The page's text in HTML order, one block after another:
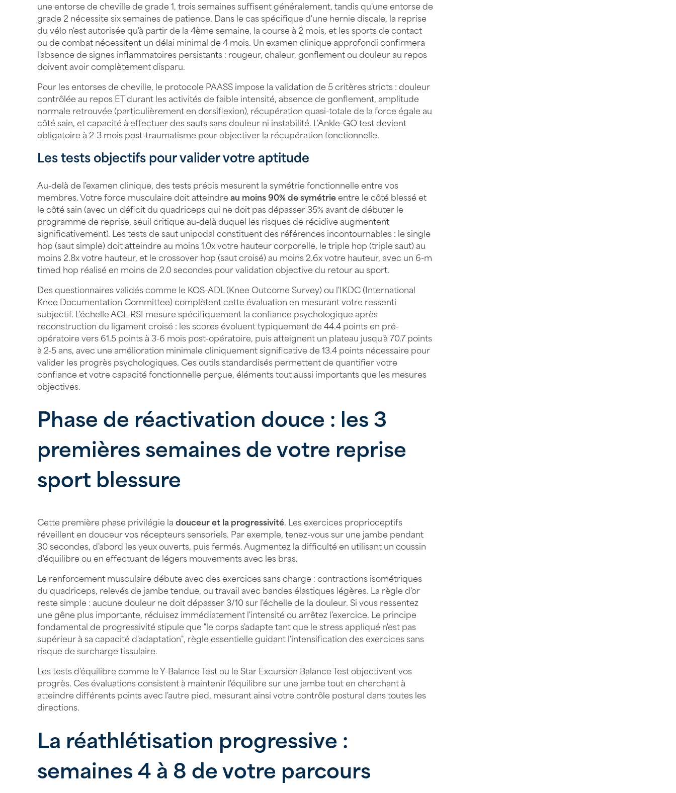
une entorse de cheville de grade 1, trois semaines suffisent généralement, tandis qu'une entorse de
grade 2 nécessite six semaines de patience. Dans le cas spécifique d'une hernie discale, la reprise
du vélo n'est autorisée qu'à partir de la 4ème semaine, la course à 2 mois, et les sports de contact
ou de combat nécessitent un délai minimal de 4 mois. Un examen clinique approfondi confirmera
l'absence de signes inflammatoires persistants : rougeur, chaleur, gonflement ou douleur au repos
doivent avoir complètement disparu.
Pour les entorses de cheville, le protocole PAASS impose la validation de 5 critères stricts : douleur
contrôlée au repos ET durant les activités de faible intensité, absence de gonflement, amplitude
normale retrouvée (particulièrement en dorsiflexion), récupération quasi-totale de la force égale au
côté sain, et capacité à effectuer des sauts sans douleur ni instabilité. L'Ankle-GO test devient
obligatoire à 2-3 mois post-traumatisme pour objectiver la récupération fonctionnelle.
Les tests objectifs pour valider votre aptitude
Au-delà de l'examen clinique, des tests précis mesurent la symétrie fonctionnelle entre vos
membres. Votre force musculaire doit atteindreau moins 90% de symétrie entre le côté blessé et
le côté sain (avec un déficit du quadriceps qui ne doit pas dépasser 35% avant de débuter le
programme de reprise, seuil critique au-delà duquel les risques de récidive augmentent
significativement). Les tests de saut unipodal constituent des références incontournables : le single
hop (saut simple) doit atteindre au moins 1.0x votre hauteur corporelle, le triple hop (triple saut) au
moins 2.8x votre hauteur, et le crossover hop (saut croisé) au moins 2.6x votre hauteur, avec un 6-m
timed hop réalisé en moins de 2.0 secondes pour validation objective du retour au sport.
Des questionnaires validés comme le KOS-ADL (Knee Outcome Survey) ou l'IKDC (International
Knee Documentation Committee) complètent cette évaluation en mesurant votre ressenti
subjectif. L'échelle ACL-RSI mesure spécifiquement la confiance psychologique après
reconstruction du ligament croisé : les scores évoluent typiquement de 44.4 points en pré-
opératoire vers 61.5 points à 3-6 mois post-opératoire, puis atteignent un plateau jusqu'à 70.7 points
à 2-5 ans, avec une amélioration minimale cliniquement significative de 13.4 points nécessaire pour
valider les progrès psychologiques. Ces outils standardisés permettent de quantifier votre
confiance et votre capacité fonctionnelle perçue, éléments tout aussi importants que les mesures
objectives.
Phase de réactivation douce : les 3
premières semaines de votre reprise
sport blessure
Cette première phase privilégie ladouceur et la progressivité. Les exercices proprioceptifs
réveillent en douceur vos récepteurs sensoriels. Par exemple, tenez-vous sur une jambe pendant
30 secondes, d'abord les yeux ouverts, puis fermés. Augmentez la difficulté en utilisant un coussin
d'équilibre ou en effectuant de légers mouvements avec les bras.
Le renforcement musculaire débute avec des exercices sans charge : contractions isométriques
du quadriceps, relevés de jambe tendue, ou travail avec bandes élastiques légères. La règle d'or
reste simple : aucune douleur ne doit dépasser 3/10 sur l'échelle de la douleur. Si vous ressentez
une gêne plus importante, réduisez immédiatement l'intensité ou arrêtez l'exercice. Le principe
fondamental de progressivité stipule que "le corps s'adapte tant que le stress appliqué n'est pas
supérieur à sa capacité d'adaptation", règle essentielle guidant l'intensification des exercices sans
risque de surcharge tissulaire.
Les tests d'équilibre comme le Y-Balance Test ou le Star Excursion Balance Test objectivent vos
progrès. Ces évaluations consistent à maintenir l'équilibre sur une jambe tout en cherchant à
atteindre différents points avec l'autre pied, mesurant ainsi votre contrôle postural dans toutes les
directions.
La réathlétisation progressive :
semaines 4 à 8 de votre parcours